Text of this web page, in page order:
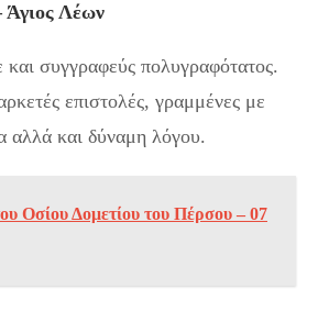
Άγιος Λέων
συγγραφεύς πολυγραφότατος.
επιστολές, γραμμένες με
αλλά και δύναμη λόγου.
Οσίου Δομετίου του Πέρσου – 07